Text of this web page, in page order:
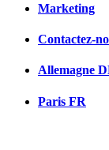
Marketing
Contactez-
Allemagne
Paris FR